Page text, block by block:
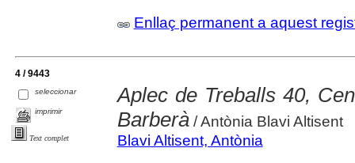
Enllaç permanent a aquest
4 / 9443
seleccionar
imprimir
Text complet
Aplec de Treballs 40,
Barberà/ Antònia Blavi Altisent
Blavi Altisent, Antònia